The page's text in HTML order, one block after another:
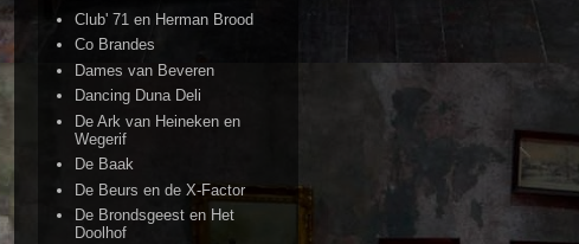
Club' 71 en Herman Brood
Co Brandes
Dames van Beveren
Dancing Duna Deli
De Ark van Heineken en
Wegerif
De Baak
De Beurs en de X-Factor
De Brondsgeest en Het
Doolhof